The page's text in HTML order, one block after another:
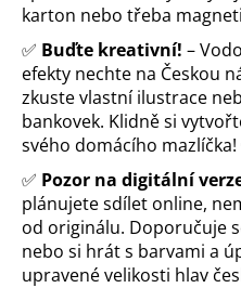
karton nebo třeba
✅ Buďte kreativní! –
efekty nechte na Českou
zkuste vlastní ilustrace
bankovek. Klidně si
svého domácího mazlíčka!
✅ Pozor na digitální
plánujete sdílet online,
od originálu. Doporučuje
nebo si hrát s barvami a
upravené velikosti hlav